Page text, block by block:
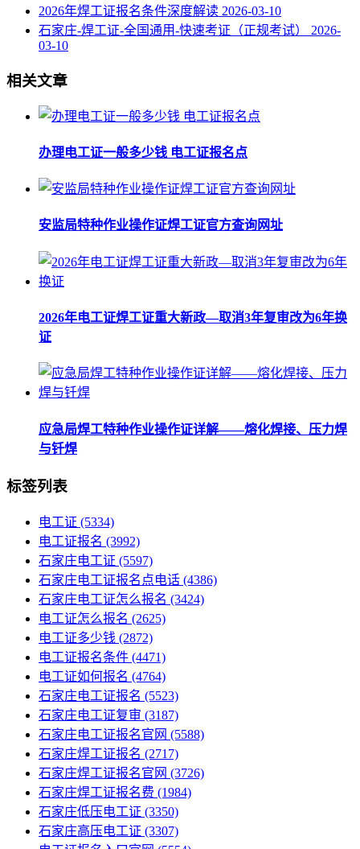
2026年焊工证报名条件深度解读 2026-03-10
石家庄-焊工证-全国通用-快速考证（正规考试） 2026-
03-10
相关文章
办理电工证一般多少钱 电工证报名点
安监局特种作业操作证焊工证官方查询网址
2026年电工证焊工证重大新政—取消3年复审改为6年换
证
应急局焊工特种作业操作证详解——熔化焊接、压力焊
与钎焊
标签列表
电工证 (5334)
电工证报名 (3992)
石家庄电工证 (5597)
石家庄电工证报名点电话 (4386)
石家庄电工证怎么报名 (3424)
电工证怎么报名 (2625)
电工证多少钱 (2872)
电工证报名条件 (4471)
电工证如何报名 (4764)
石家庄电工证报名 (5523)
石家庄电工证复审 (3187)
石家庄电工证报名官网 (5588)
石家庄焊工证报名 (2717)
石家庄焊工证报名官网 (3726)
石家庄焊工证报名费 (1984)
石家庄低压电工证 (3350)
石家庄高压电工证 (3307)